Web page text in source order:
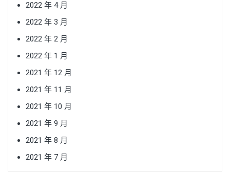
2022 年 4 月
2022 年 3 月
2022 年 2 月
2022 年 1 月
2021 年 12 月
2021 年 11 月
2021 年 10 月
2021 年 9 月
2021 年 8 月
2021 年 7 月